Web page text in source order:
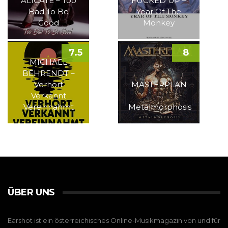
Bad To Be
Good
Year Of The
Monkey
MICHAEL
BEHRENDT –
Verhört
Verkannt
Vereinnahmt
7.5
MASTERPLAN
–
Metalmorphosis
8
ÜBER UNS
Earshot ist ein österreichisches Online-Musikmagazin von und für